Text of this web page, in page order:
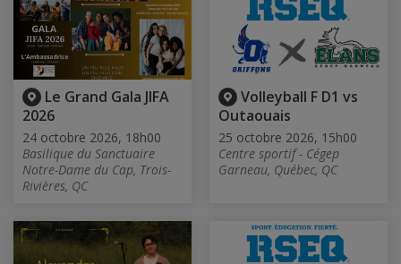
Le Grand Gala JIFA
2026
24 octobre 2026, 18h00
Basilique du Sanctuaire
Notre-Dame du Cap, Trois-
Rivières, QC
Volleyball F D1 vs
Outaouais
25 octobre 2026, 15h00
Centre sportif - Cégep
Garneau, Québec, QC